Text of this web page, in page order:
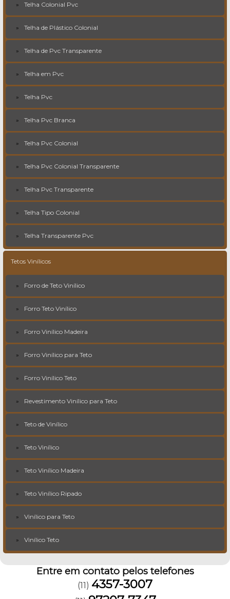
Telha Colonial Pvc
Telha de Plástico Colonial
Telha de Pvc Transparente
Telha em Pvc
Telha Pvc
Telha Pvc Branca
Telha Pvc Colonial
Telha Pvc Colonial Transparente
Telha Pvc Transparente
Telha Tipo Colonial
Telha Transparente Pvc
Tetos Vinílicos
Forro de Teto Vinílico
Forro Teto Vinílico
Forro Vinílico Madeira
Forro Vinílico para Teto
Forro Vinílico Teto
Revestimento Vinílico para Teto
Teto de Vinílico
Teto Vinílico
Teto Vinílico Madeira
Teto Vinílico Ripado
Vinílico para Teto
Vinílico Teto
Entre em contato pelos telefones
(11) 4357-3007